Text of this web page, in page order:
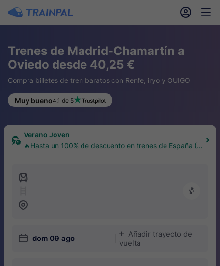
󱎓 󱒨
Trenes de Madrid-Chamartín a
Oviedo desde 40,25 €
Compra billetes de tren baratos con Renfe, iryo y OUIGO
Muy bueno4.1 de 5
Verano Joven
🔥Hasta un 100% de descuento en trenes de España (1
󱍉
󰿠
󱒣
󱎗 dom 09 ago
󱅇
Añadir trayecto de
vuelta